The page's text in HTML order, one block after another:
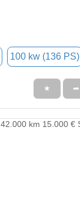
100 kw (136 PS)
★ ➦